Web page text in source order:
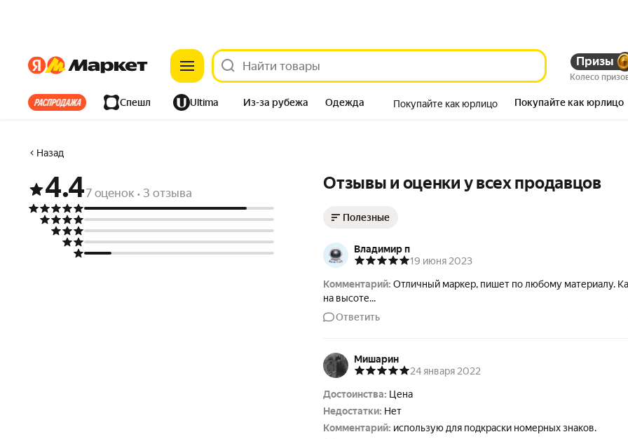
ЯндексЯндекс Призы
Колесо
Все хиты Спешл Ultima Из-за рубежа Одежда Покупайте как юрлицо Покупайте как юрлицо
Назад
4.47 оценок • 3 отзыва Отзывы и оценки у всех продавцов
Полезные
Владимир п
19 июня 2023
Комментарий: Отличный маркер, пишет по любому материалу.
на высоте...
Ответить
Мишарин
24 января 2022
Достоинства: Цена
Недостатки: Нет
Комментарий: использую для подкраски номерных знаков.